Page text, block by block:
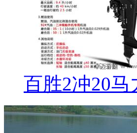
百胜2冲20马